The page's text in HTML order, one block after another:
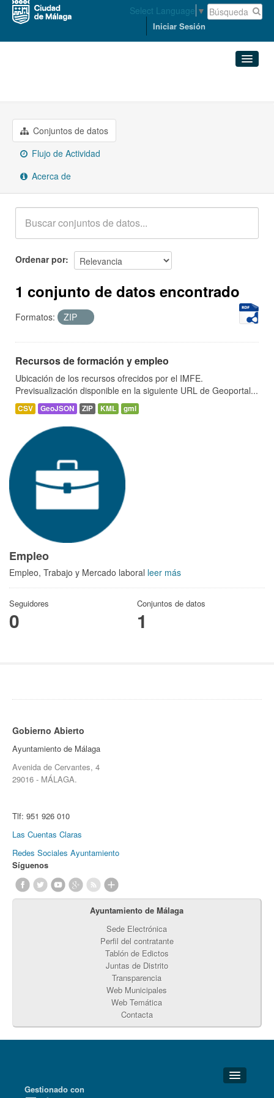
Select Language ▼
Iniciar Sesión
Organizaciones
Grupos
Acerca de
Conjuntos de datos
Flujo de Actividad
Acerca de
Ordenar por
1 conjunto de datos encontrado
Formatos: ZIP
Recursos de formación y empleo
Ubicación de los recursos ofrecidos por el IMFE.
Previsualización disponible en la siguiente URL de Geoportal...
CSV GeoJSON ZIP KML gml
Empleo
Empleo, Trabajo y Mercado laboral leer más
Seguidores
0
Conjuntos de datos
1
Gobierno Abierto
Ayuntamiento de Málaga
Avenida de Cervantes, 4
29016 - MÁLAGA.
Tlf: 951 926 010
Las Cuentas Claras
Redes Sociales Ayuntamiento
Síguenos
Ayuntamiento de Málaga
Sede Electrónica
Perfil del contratante
Tablón de Edictos
Juntas de Distrito
Transparencia
Web Municipales
Web Temática
Contacta
Gestionado con